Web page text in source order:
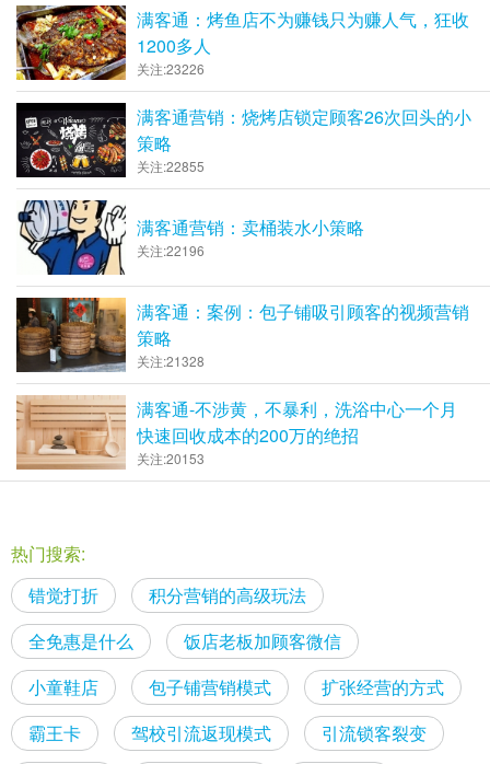
满客通：烤鱼店不为赚钱只为赚人气，狂收
1200多人
关注:23226
满客通营销：烧烤店锁定顾客26次回头的小
策略
关注:22855
满客通营销：卖桶装水小策略
关注:22196
满客通：案例：包子铺吸引顾客的视频营销
策略
关注:21328
满客通-不涉黄，不暴利，洗浴中心一个月
快速回收成本的200万的绝招
关注:20153
热门搜索:
错觉打折
积分营销的高级玩法
全免惠是什么
饭店老板加顾客微信
小童鞋店
包子铺营销模式
扩张经营的方式
霸王卡
驾校引流返现模式
引流锁客裂变